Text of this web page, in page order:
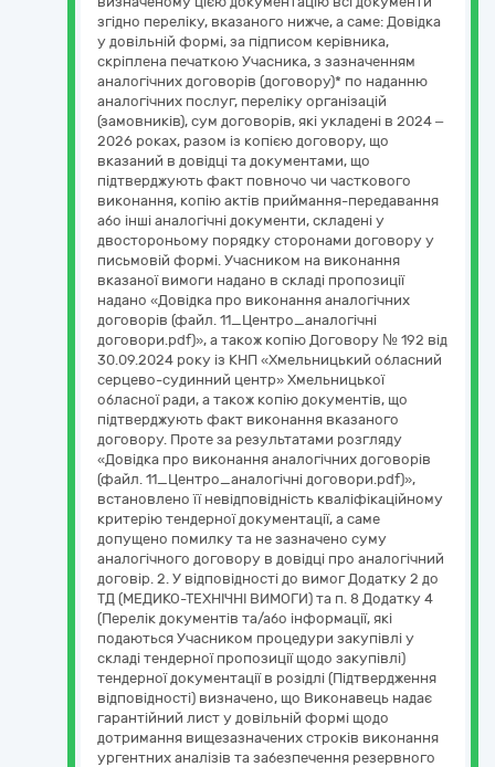
згідно переліку, вказаного нижче, а саме: Довідка
у довільній формі, за підписом керівника,
скріплена печаткою Учасника, з зазначенням
аналогічних договорів (договору)* по наданню
аналогічних послуг, переліку організацій
(замовників), сум договорів, які укладені в 2024 –
2026 роках, разом із копією договору, що
вказаний в довідці та документами, що
підтверджують факт повночо чи часткового
виконання, копію актів приймання-передавання
або інші аналогічні документи, складені у
двостороньому порядку сторонами договору у
письмовій формі. Учасником на виконання
вказаної вимоги надано в складі пропозиції
надано «Довідка про виконання аналогічних
договорів (файл. 11_Центро_аналогічні
договори.pdf)», а також копію Договору № 192 від
30.09.2024 року із КНП «Хмельницький обласний
серцево-судинний центр» Хмельницької
обласної ради, а також копію документів, що
підтверджують факт виконання вказаного
договору. Проте за результатами розгляду
«Довідка про виконання аналогічних договорів
(файл. 11_Центро_аналогічні договори.pdf)»,
встановлено її невідповідність кваліфікаційному
критерію тендерної документації, а саме
допущено помилку та не зазначено суму
аналогічного договору в довідці про аналогічний
договір. 2. У відповідності до вимог Додатку 2 до
ТД (МЕДИКО-ТЕХНІЧНІ ВИМОГИ) та п. 8 Додатку 4
(Перелік документів та/або інформації, які
подаються Учасником процедури закупівлі у
складі тендерної пропозиції щодо закупівлі)
тендерної документації в розідлі (Підтвердження
відповідності) визначено, що Виконавець надає
гарантійний лист у довільній формі щодо
дотримання вищезазначених строків виконання
ургентних аналізів та забезпечення резервного